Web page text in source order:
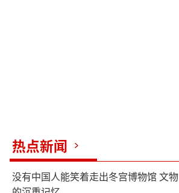
热点新闻
没有中国人能笑着走出冬宫博物馆 文物